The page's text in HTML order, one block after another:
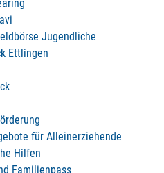
Jugendliche
Ettlingen
für Alleinerziehende
Hilfen
Familienpass